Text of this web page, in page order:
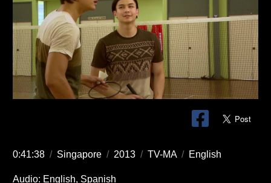
0:41:38 / Singapore / 2013 / TV-MA / English
Audio: English, Spanish